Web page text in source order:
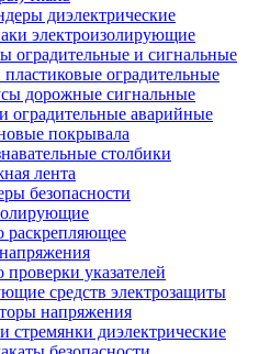
диэлектрические
электроизолирующие
оградительные и сигнальные
оградительные
дорожные сигнальные
оградительные аварийные
покрывала
столбики
лента
безопасности
раскрепляющее
проверки указателей
средств электрозащиты
напряжения
стремянки диэлектрические